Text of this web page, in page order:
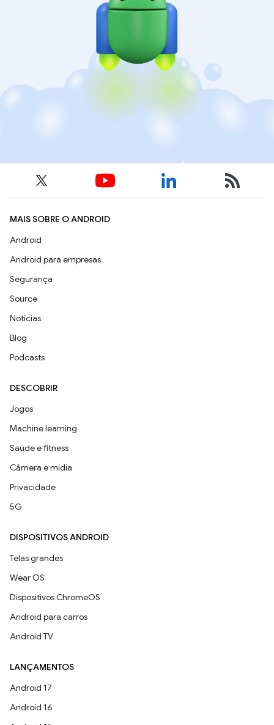
MAIS SOBRE O ANDROID
Android
Android para empresas
Segurança
Source
Notícias
Blog
Podcasts
DESCOBRIR
Jogos
Machine learning
Saúde e fitness
Câmera e mídia
Privacidade
5G
DISPOSITIVOS ANDROID
Telas grandes
Wear OS
Dispositivos ChromeOS
Android para carros
Android TV
LANÇAMENTOS
Android 17
Android 16